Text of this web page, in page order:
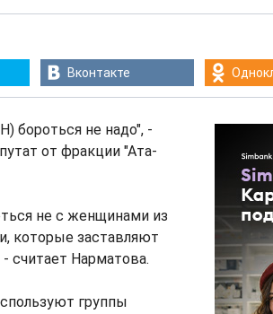
Вконтакте
бороться не надо", -
от фракции "Ата-
не с женщинами из
которые заставляют
считает Нарматова.
группы